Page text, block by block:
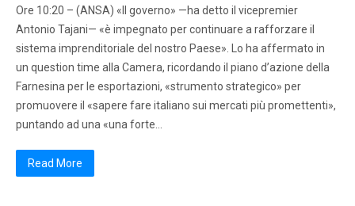
Ore 10:20 – (ANSA) «Il governo» —ha detto il vicepremier
Antonio Tajani— «è impegnato per continuare a rafforzare il
sistema imprenditoriale del nostro Paese». Lo ha affermato in
un question time alla Camera, ricordando il piano d’azione della
Farnesina per le esportazioni, «strumento strategico» per
promuovere il «sapere fare italiano sui mercati più promettenti»,
puntando ad una «una forte…
Read More